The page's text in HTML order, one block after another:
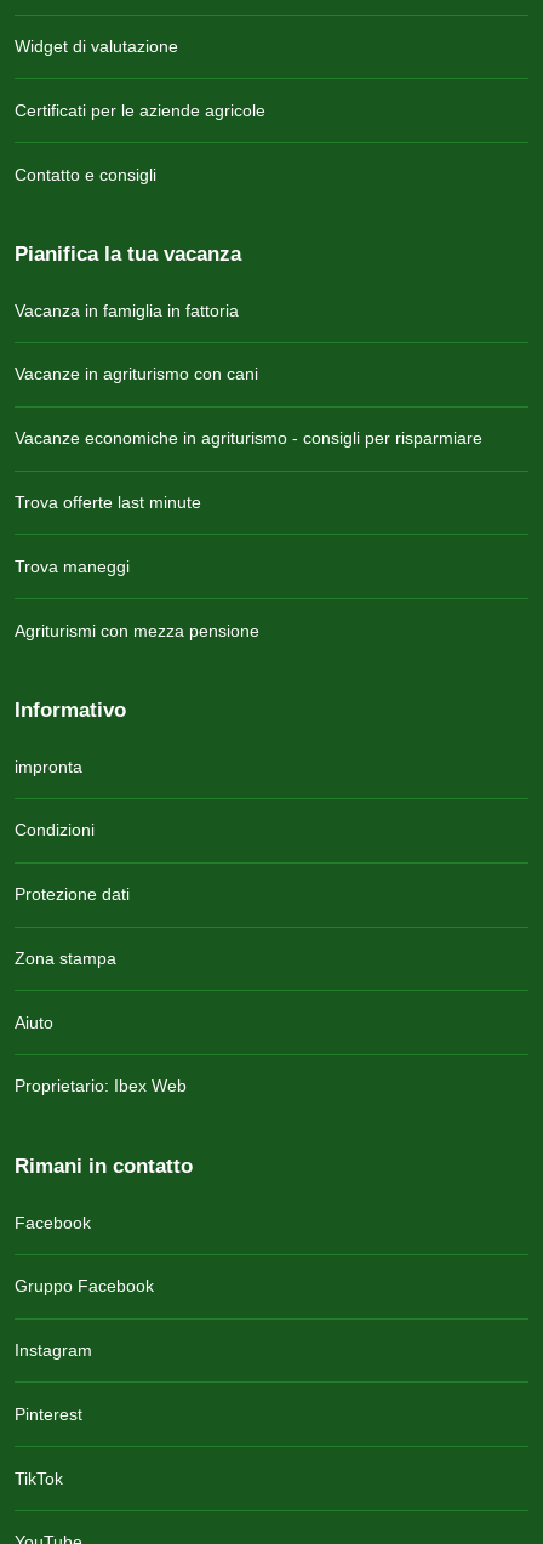
Widget di valutazione
Certificati per le aziende agricole
Contatto e consigli
Pianifica la tua vacanza
Vacanza in famiglia in fattoria
Vacanze in agriturismo con cani
Vacanze economiche in agriturismo - consigli per risparmiare
Trova offerte last minute
Trova maneggi
Agriturismi con mezza pensione
Informativo
impronta
Condizioni
Protezione dati
Zona stampa
Aiuto
Proprietario: Ibex Web
Rimani in contatto
Facebook
Gruppo Facebook
Instagram
Pinterest
TikTok